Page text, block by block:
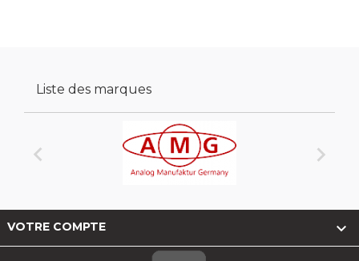
Liste des marques
 
VOTRE COMPTE 